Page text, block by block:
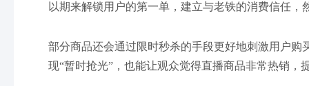
以期来解锁用户的第一单，建立与老铁的消费信任
部分商品还会通过限时秒杀的手段更好地刺激用户
现“暂时抢光”，也能让观众觉得直播商品非常热销，